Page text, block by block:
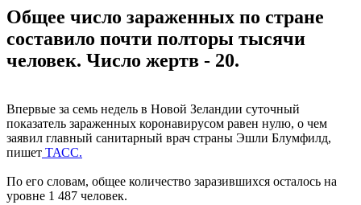
Общее число зараженных по стране
составило почти полторы тысячи
человек. Число жертв - 20.
Впервые за семь недель в Новой Зеландии суточный
показатель зараженных коронавирусом равен нулю, о чем
заявил главный санитарный врач страны Эшли Блумфилд,
пишет ТАСС.
По его словам, общее количество заразившихся осталось на
уровне 1 487 человек.